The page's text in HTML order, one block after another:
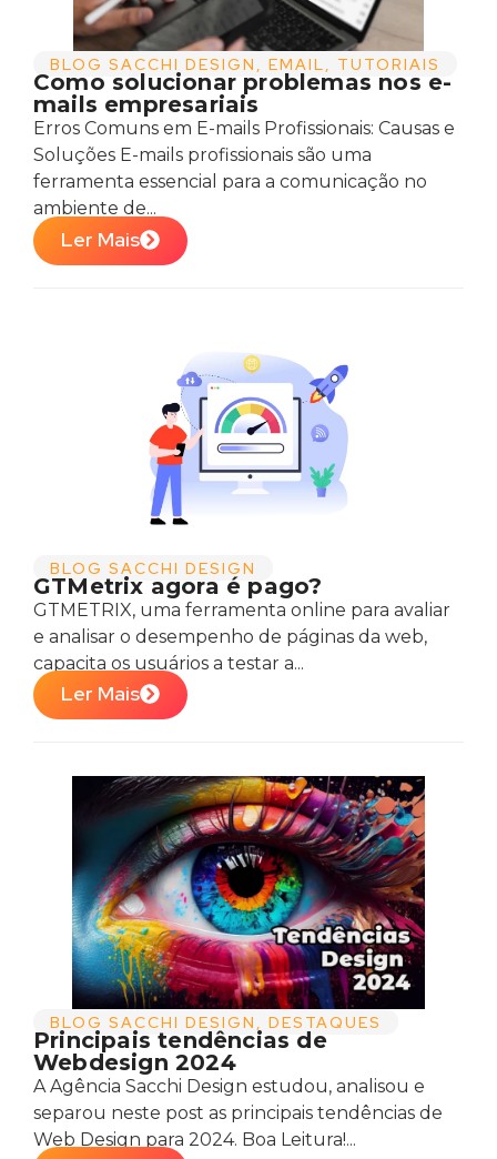
BLOG SACCHI DESIGN , EMAIL, TUTORIAIS
Como solucionar problemas nos e-
mails empresariais
Erros Comuns em E-mails Profissionais: Causas e
Soluções E-mails profissionais são uma
ferramenta essencial para a comunicação no
ambiente de...
Ler Mais
BLOG SACCHI DESIGN
GTMetrix agora é pago?
GTMETRIX, uma ferramenta online para avaliar
e analisar o desempenho de páginas da web,
capacita os usuários a testar a...
Ler Mais
BLOG SACCHI DESIGN , DESTAQUES
Principais tendências de
Webdesign 2024
A Agência Sacchi Design estudou, analisou e
separou neste post as principais tendências de
Web Design para 2024. Boa Leitura!...